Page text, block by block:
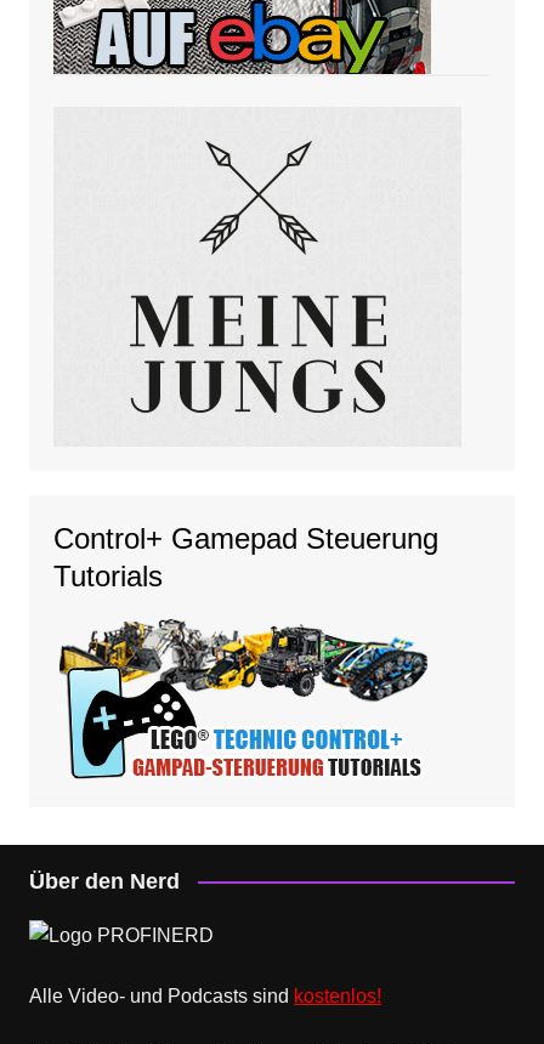
Control+ Gamepad Steuerung
Tutorials
Über den Nerd
Alle Video- und Podcasts sind kostenlos!